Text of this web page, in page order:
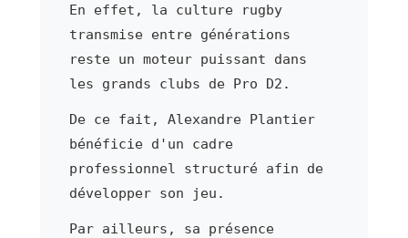
En effet, la culture rugby
transmise entre générations
reste un moteur puissant dans
les grands clubs de Pro D2.
De ce fait, Alexandre Plantier
bénéficie d'un cadre
professionnel structuré afin de
développer son jeu.
Par ailleurs, sa présence